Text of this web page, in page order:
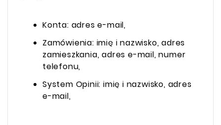
Konta: adres e-mail,
Zamówienia: imię i nazwisko, adres
zamieszkania, adres e-mail, numer
telefonu,
System Opinii: imię i nazwisko, adres
e-mail,